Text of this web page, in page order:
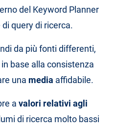
del Keyword Planner
query di ricerca.
da più fonti differenti,
base alla consistenza
una media affidabile.
a valori relativi agli
di ricerca molto bassi